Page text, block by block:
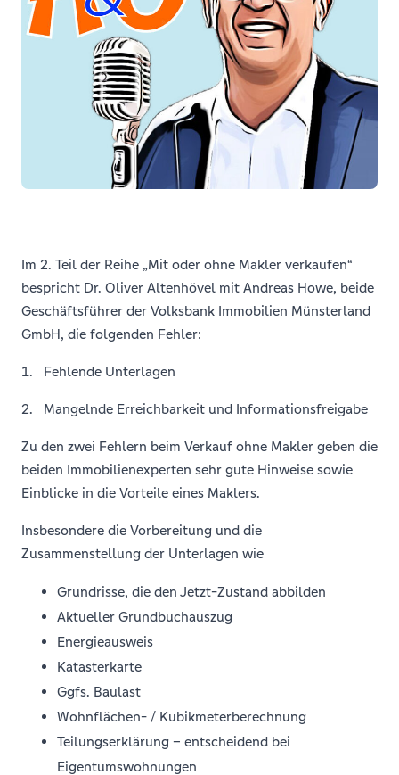
Im 2. Teil der Reihe „Mit oder ohne Makler verkaufen“
bespricht Dr. Oliver Altenhövel mit Andreas Howe, beide
Geschäftsführer der Volksbank Immobilien Münsterland
GmbH, die folgenden Fehler:
1. Fehlende Unterlagen
2. Mangelnde Erreichbarkeit und Informationsfreigabe
Zu den zwei Fehlern beim Verkauf ohne Makler geben die
beiden Immobilienexperten sehr gute Hinweise sowie
Einblicke in die Vorteile eines Maklers.
Insbesondere die Vorbereitung und die
Zusammenstellung der Unterlagen wie
Grundrisse, die den Jetzt-Zustand abbilden
Aktueller Grundbuchauszug
Energieausweis
Katasterkarte
Ggfs. Baulast
Wohnflächen- / Kubikmeterberechnung
Teilungserklärung – entscheidend bei
Eigentumswohnungen